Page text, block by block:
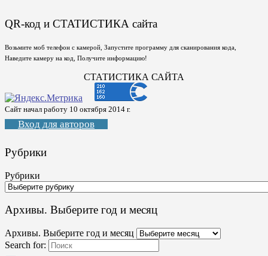
QR-код и СТАТИСТИКА сайта
Возьмите моб телефон с камерой, Запустите программу для сканирования кода,
Наведите камеру на код, Получите информацию!
СТАТИСТИКА САЙТА
Сайт начал работу 10 октября 2014 г.
Вход для авторов
Рубрики
Рубрики
Архивы. Выберите год и месяц
Архивы. Выберите год и месяц
Search for: